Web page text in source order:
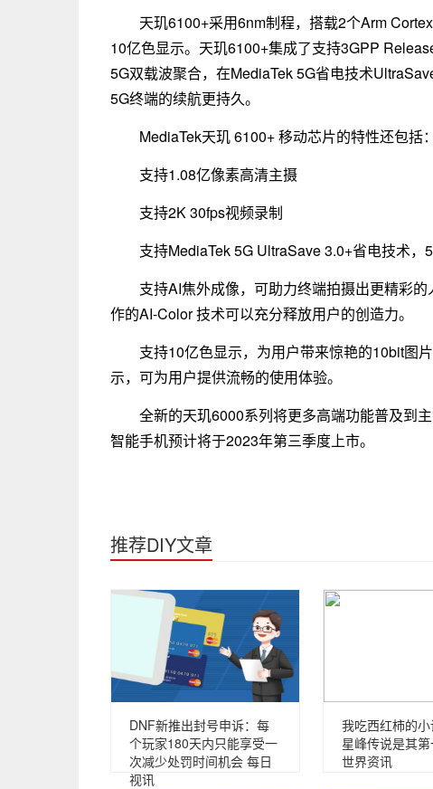
天玑6100+采用6nm制程，搭载2个Arm
10亿色显示。天玑6100+集成了支持3GPP
5G双载波聚合，在MediaTek 5G省电技术
5G终端的续航更持久。
MediaTek天玑 6100+ 移动芯片的特性还包括：
支持1.08亿像素高清主摄
支持2K 30fps视频录制
支持MediaTek 5G UltraSave 3.0+省电技术，
支持AI焦外成像，可助力终端拍摄出更精彩
作的AI-Color 技术可以充分释放用户的创造力。
支持10亿色显示，为用户带来惊艳的10bit图
示，可为用户提供流畅的使用体验。
全新的天玑6000系列将更多高端功能普及到
智能手机预计将于2023年第三季度上市。
推荐DIY文章
DNF新推出封号申诉：每
个玩家180天内只能享受一
次减少处罚时间机会 每日
视讯
我吃西红柿的
星峰传说是其第
世界资讯